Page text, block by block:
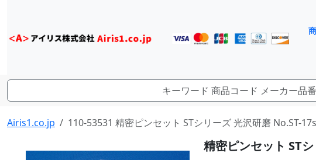
Airis1.co.jp 110-53531 精密ピンセット STシリーズ 光沢研磨 No.ST-17s
精密ピンセット ST